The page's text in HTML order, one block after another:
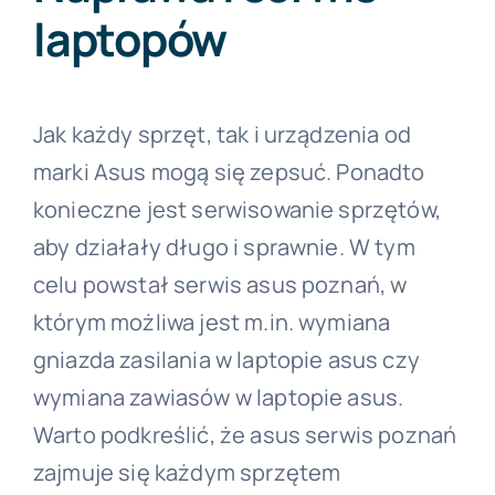
laptopów
Jak każdy sprzęt, tak i urządzenia od
marki Asus mogą się zepsuć. Ponadto
konieczne jest serwisowanie sprzętów,
aby działały długo i sprawnie. W tym
celu powstał serwis asus poznań, w
którym możliwa jest m.in. wymiana
gniazda zasilania w laptopie asus czy
wymiana zawiasów w laptopie asus.
Warto podkreślić, że asus serwis poznań
zajmuje się każdym sprzętem